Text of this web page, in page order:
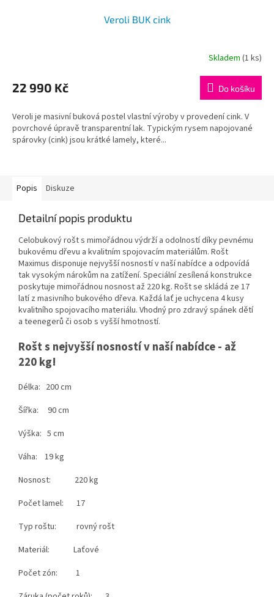
Veroli BUK cink
Skladem (1 ks)
22 990 Kč Do košíku
Veroli je masivní buková postel vlastní výroby v provedení cink. V
povrchové úpravě transparentní lak. Typickým rysem napojované
spárovky (cink) jsou krátké lamely, které...
Popis Diskuze
Detailní popis produktu
Celobukový rošt s mimořádnou výdrží a odolností díky pevnému
bukovému dřevu a kvalitním spojovacím materiálům. Rošt
Maximus disponuje nejvyšší nosností v naší nabídce a odpovídá
tak vysokým nárokům na zatížení. Speciální zesílená konstrukce
poskytuje mimořádnou nosnost až 220 kg. Rošt se skládá ze 17
latí z masivního bukového dřeva. Každá lať je uchycena 4 kusy
kvalitního spojovacího materiálu. Vhodný pro zdravý spánek dětí
a teenegerů či osob s vyšší hmotností.
Rošt s nejvyšší nosností v naší nabídce - až
220 kg!
Délka: 200 cm
Šířka: 90 cm
Výška: 5 cm
Váha: 19 kg
Nosnost: 220 kg
Počet lamel: 17
Typ roštu: rovný rošt
Materiál: Laťové
Počet zón: 1